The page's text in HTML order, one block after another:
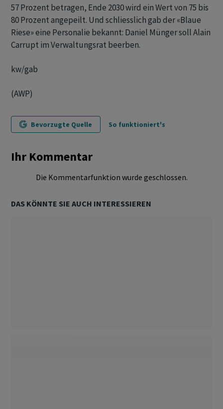
57 Prozent betragen, Ende 2030 wird ein Wert von 75 bis
80 Prozent angepeilt. Und schliesslich gab der «Blaue
Riese» eine Personalie bekannt: Daniel Münger soll Alain
Carrupt im Verwaltungsrat beerben.
kw/gab
(AWP)
Bevorzugte Quelle So funktioniert's
Ihr Kommentar
Die Kommentarfunktion wurde geschlossen.
DAS KÖNNTE SIE AUCH INTERESSIEREN